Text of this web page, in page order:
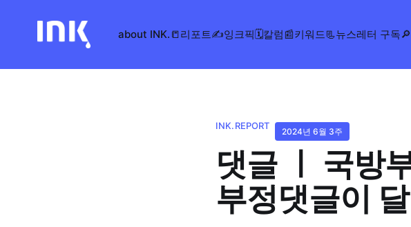
about INK.📒리포트✍️잉크픽🗓️칼럼📰키워드📃뉴스레터 구독
INK.REPORT
2024년 6월 3주
댓글 ㅣ 국방
부정댓글이